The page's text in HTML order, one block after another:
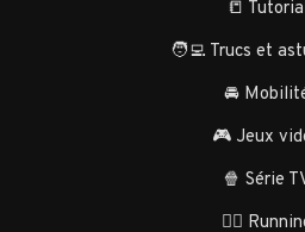
📒
🧑‍💻 Trucs et
🚘
🎮 Jeux
🍿 Série
🏃‍♂️